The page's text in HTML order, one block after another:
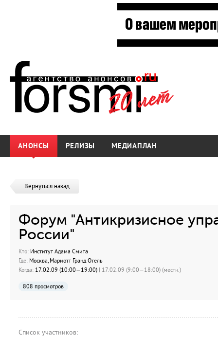
АНОНСЫ РЕЛИЗЫ МЕДИАПЛАН
Вернуться назад
Форум "Антикризисное
России"
Кто: Институт Адама Смита
Где: Москва, Мариотт Гранд Отель
Когда: 17.02.09 (10:00—19:00) | 17.02.09 (9:00—18:00) (местн.)
808 просмотров
Список участников: